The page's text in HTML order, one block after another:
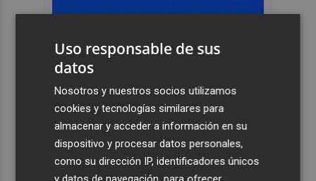
Uso responsable de sus
datos
Nosotros y nuestros socios utilizamos
cookies y tecnologías similares para
almacenar y acceder a información en su
dispositivo y procesar datos personales,
como su dirección IP, identificadores únicos